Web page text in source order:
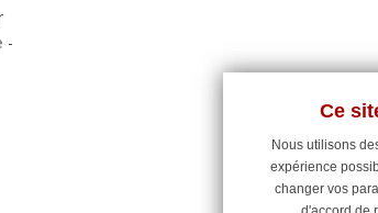
Ce
Nous utilisons
expérience
changer vos
-